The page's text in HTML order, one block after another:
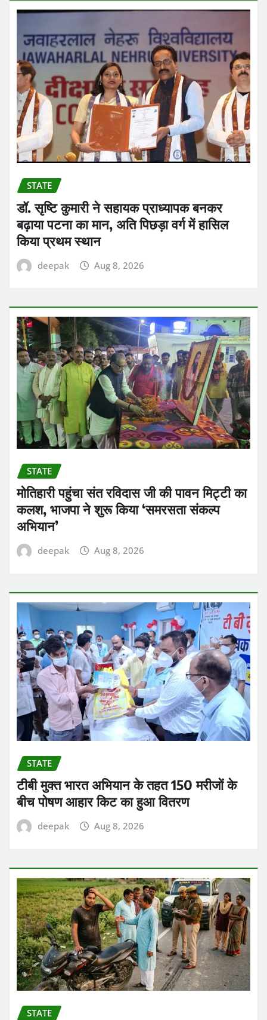
STATE
डॉ. सृष्टि कुमारी ने सहायक प्राध्यापक बनकर
बढ़ाया पटना का मान, अति पिछड़ा वर्ग में हासिल
किया प्रथम स्थान
deepak Aug 8, 2026
STATE
मोतिहारी पहुंचा संत रविदास जी की पावन मिट्टी का
कलश, भाजपा ने शुरू किया ‘समरसता संकल्प
अभियान’
deepak Aug 8, 2026
STATE
टीबी मुक्त भारत अभियान के तहत 150 मरीजों के
बीच पोषण आहार किट का हुआ वितरण
deepak Aug 8, 2026
STATE